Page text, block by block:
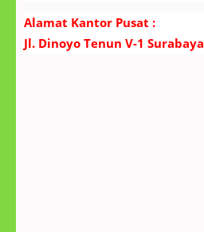
Alamat Kantor Pusat :
Jl. Dinoyo Tenun V-1 Surabaya